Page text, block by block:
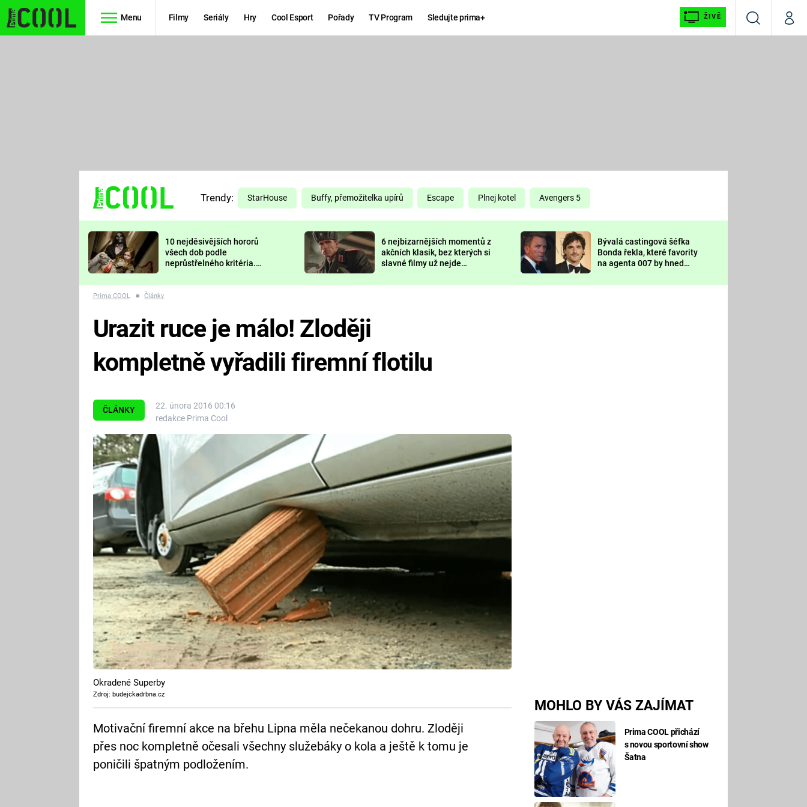
Menu Filmy Seriály Hry Cool Esport Pořady TV Program Sledujte prima+ ŽIVĚ
VyhledáváníMůj
TŘESKU
FUTURAMA
PREDÁTOR
DELIVERANCE
KOMEDIE
CHUCK
NORRIS
DEADPOOL
Prima LAJK
Sledujte nás
Trendy: StarHouse Buffy, přemožitelka upírů Escape Plnej kotel Avengers 5
10 nejděsivějších hororů
všech dob podle
neprůstřelného kritéria.
nejvíc zvednou tep?
6 nejbizarnějších momentů z
akčních klasik, bez kterých si
slavné filmy už nejde
Bývalá castingová šéfka
Bonda řekla, které favority
na agenta 007 by hned
Prima COOL ■ Články
ČLÁNKY
22. února 2016 00:16
redakce Prima Cool
MOHLO BY VÁS ZAJÍMAT
Prima COOL přichází
s novou sportovní show
Šatna
Urazit ruce je málo! Zloději
kompletně vyřadili firemní flotilu
Okradené Superby
Zdroj: budejckadrbna.cz
Motivační firemní akce na břehu Lipna měla nečekanou dohru. Zloději
přes noc kompletně očesali všechny služebáky o kola a ještě k tomu je
poničili špatným podložením.